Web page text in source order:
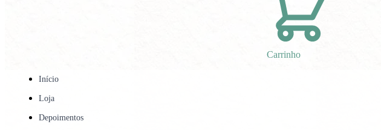
Carrinho
Início
Loja
Depoimentos